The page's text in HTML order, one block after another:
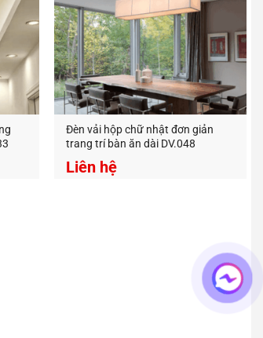
An Decor
mẫu mã và giá thành tốt nhất trên
Đèn vải hộp chữ nhật đơn giản
trang trí bàn ăn dài DV.048
Liên hệ